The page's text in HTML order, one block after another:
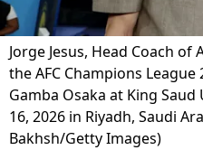
Jorge Jesus, Head Coach
the AFC Champions
Gamba Osaka at King
16, 2026 in Riyadh, Saudi
Bakhsh/Getty Images)